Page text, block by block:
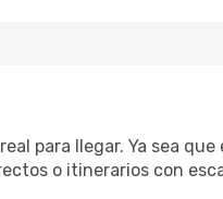
para llegar. Ya sea que
o itinerarios con